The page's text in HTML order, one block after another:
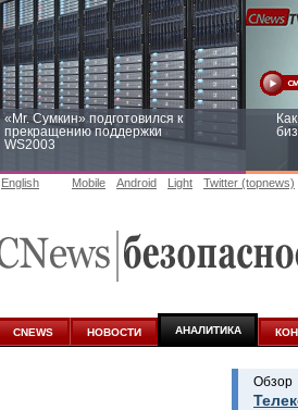
«Mr. Сумкин» подготовился к
прекращению поддержки
WS2003
аналитике
English Mobile Android Light Twitter (topnews)
CNEWS НОВОСТИ АНАЛИТИКА
Обзор